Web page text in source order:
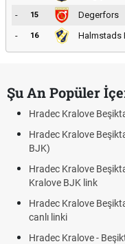
-
15 Degerfors
-
16 Halmstads
Şu An Popüler
Hradec Kralove
Hradec Kralove
BJK)
Hradec Kralove
Kralove BJK link
Hradec Kralove
canlı linki
Hradec Kralove -